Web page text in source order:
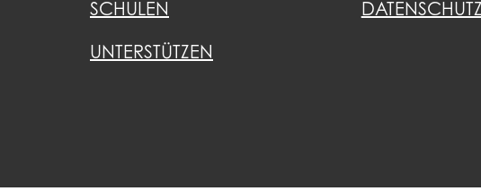
SCHULEN
UNTERSTÜTZEN
DATENSCHUTZ